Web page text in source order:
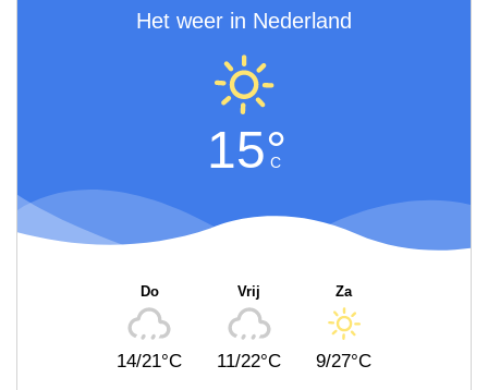
Het weer in Nederland
15°
C
Do
14/21°C
Vrij
11/22°C
Za
9/27°C